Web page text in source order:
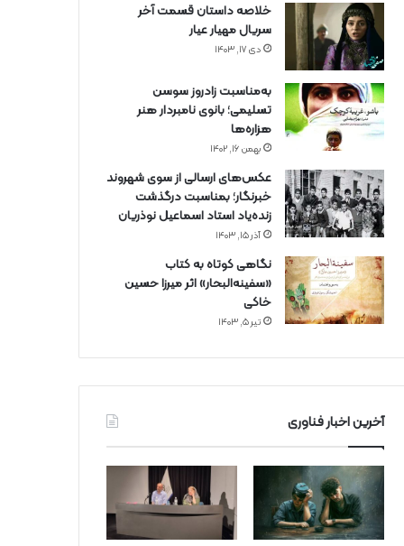
خلاصه داستان قسمت آخر
سریال مهیار عیار
دی ۱۷, ۱۴۰۳
به‌مناسبت زادروز سوسن
تسلیمی؛ بانوی نامبردار هنر
هزاره‌ها
بهمن ۱۶, ۱۴۰۲
عکس‌های ارسالی از سوی شهروند
خبرنگار؛ بمناسبت درگذشت
زنده‌یاد استاد اسماعیل نوذریان
آذر ۱۵, ۱۴۰۳
نگاهی کوتاه به کتاب
«سفینه‌البحار» اثر میرزا حسین
خاکی
تیر ۵, ۱۴۰۳
آخرین اخبار فناوری